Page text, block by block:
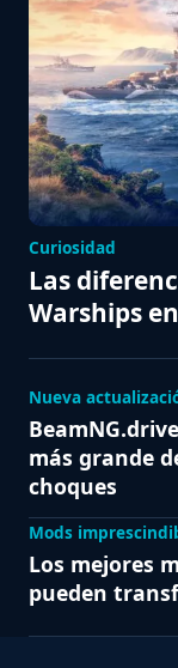
Curiosidad
Las
Warships en
Nueva
más grande
choques
Mods
Los mejores
pueden